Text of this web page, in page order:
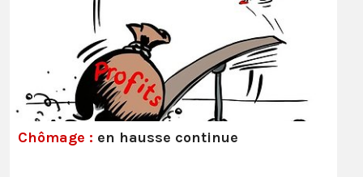
Chômage : en hausse continue